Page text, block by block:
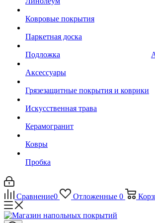
Ковровые покрытия
Паркетная доска
Подложка
Аксессуары
Грязезащитные покрытия и коврики
Искусственная трава
Керамогранит
Ковры
Пробка
Сравнение0 Отложенные 0